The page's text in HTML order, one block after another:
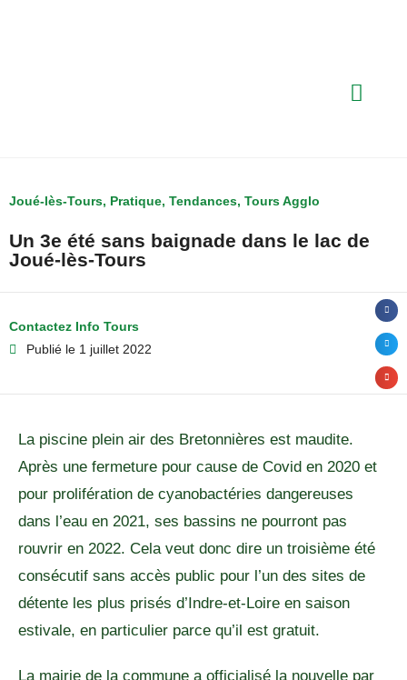
Joué-lès-Tours, Pratique, Tendances, Tours Agglo
Un 3e été sans baignade dans le lac de
Joué-lès-Tours
Contactez Info Tours
Publié le 1 juillet 2022
La piscine plein air des Bretonnières est maudite.
Après une fermeture pour cause de Covid en 2020 et
pour prolifération de cyanobactéries dangereuses
dans l’eau en 2021, ses bassins ne pourront pas
rouvrir en 2022. Cela veut donc dire un troisième été
consécutif sans accès public pour l’un des sites de
détente les plus prisés d’Indre-et-Loire en saison
estivale, en particulier parce qu’il est gratuit.
La mairie de la commune a officialisé la nouvelle par